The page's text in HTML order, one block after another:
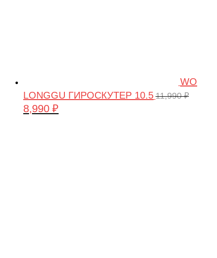
WO
LONGGU ГИРОСКУТЕР 10.5 11,990₽
Первоначальная
8,990 ₽